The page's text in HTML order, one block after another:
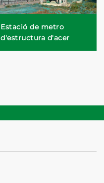
Estació de metro
d'estructura d'acer